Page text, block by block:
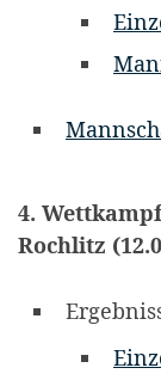
4.
Rochlitz